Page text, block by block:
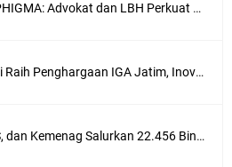
Hari Jadi Pertama PHIGMA: Advokat dan LBH Perkuat Soliditas di Jakarta
Yayuk Eko Supatemi Raih Penghargaan IGA Jatim, Inovasi Wayang Kulit untuk Anak Berkebutuhan Khusus
FOZ Jatim, BAZNAS, dan Kemenag Salurkan 22.456 Bingkisan Lebaran Yatim Serentak di Berbagai Daerah di Jawa Timur